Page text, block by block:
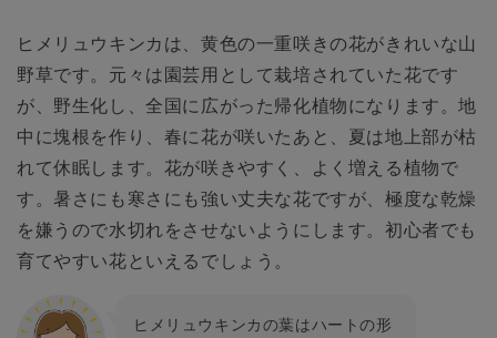
ヒメリュウキンカは、黄色の一重咲きの花がきれいな山
野草です。元々は園芸用として栽培されていた花です
が、野生化し、全国に広がった帰化植物になります。地
中に塊根を作り、春に花が咲いたあと、夏は地上部が枯
れて休眠します。花が咲きやすく、よく増える植物で
す。暑さにも寒さにも強い丈夫な花ですが、極度な乾燥
を嫌うので水切れをさせないようにします。初心者でも
育てやすい花といえるでしょう。
ヒメリュウキンカの葉はハートの形